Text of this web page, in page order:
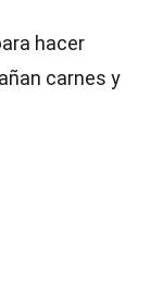
hacer
carnes y